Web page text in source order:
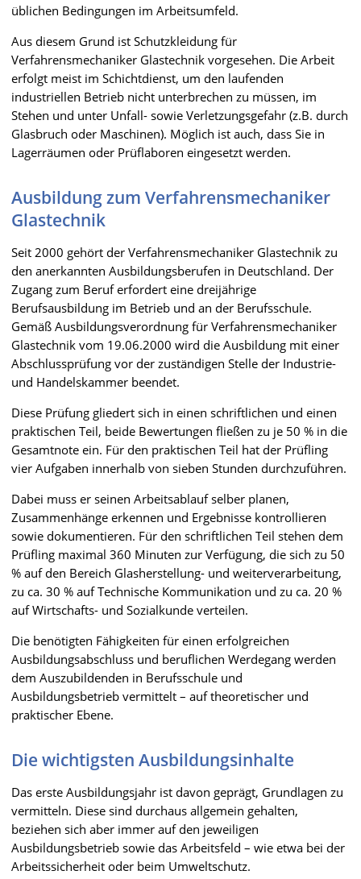
üblichen Bedingungen im Arbeitsumfeld.
Aus diesem Grund ist Schutzkleidung für
Verfahrensmechaniker Glastechnik vorgesehen. Die Arbeit
erfolgt meist im Schichtdienst, um den laufenden
industriellen Betrieb nicht unterbrechen zu müssen, im
Stehen und unter Unfall- sowie Verletzungsgefahr (z.B. durch
Glasbruch oder Maschinen). Möglich ist auch, dass Sie in
Lagerräumen oder Prüflaboren eingesetzt werden.
Ausbildung zum Verfahrensmechaniker
Glastechnik
Seit 2000 gehört der Verfahrensmechaniker Glastechnik zu
den anerkannten Ausbildungsberufen in Deutschland. Der
Zugang zum Beruf erfordert eine dreijährige
Berufsausbildung im Betrieb und an der Berufsschule.
Gemäß Ausbildungsverordnung für Verfahrensmechaniker
Glastechnik vom 19.06.2000 wird die Ausbildung mit einer
Abschlussprüfung vor der zuständigen Stelle der Industrie-
und Handelskammer beendet.
Diese Prüfung gliedert sich in einen schriftlichen und einen
praktischen Teil, beide Bewertungen fließen zu je 50 % in die
Gesamtnote ein. Für den praktischen Teil hat der Prüfling
vier Aufgaben innerhalb von sieben Stunden durchzuführen.
Dabei muss er seinen Arbeitsablauf selber planen,
Zusammenhänge erkennen und Ergebnisse kontrollieren
sowie dokumentieren. Für den schriftlichen Teil stehen dem
Prüfling maximal 360 Minuten zur Verfügung, die sich zu 50
% auf den Bereich Glasherstellung- und weiterverarbeitung,
zu ca. 30 % auf Technische Kommunikation und zu ca. 20 %
auf Wirtschafts- und Sozialkunde verteilen.
Die benötigten Fähigkeiten für einen erfolgreichen
Ausbildungsabschluss und beruflichen Werdegang werden
dem Auszubildenden in Berufsschule und
Ausbildungsbetrieb vermittelt – auf theoretischer und
praktischer Ebene.
Die wichtigsten Ausbildungsinhalte
Das erste Ausbildungsjahr ist davon geprägt, Grundlagen zu
vermitteln. Diese sind durchaus allgemein gehalten,
beziehen sich aber immer auf den jeweiligen
Ausbildungsbetrieb sowie das Arbeitsfeld – wie etwa bei der
Arbeitssicherheit oder beim Umweltschutz.